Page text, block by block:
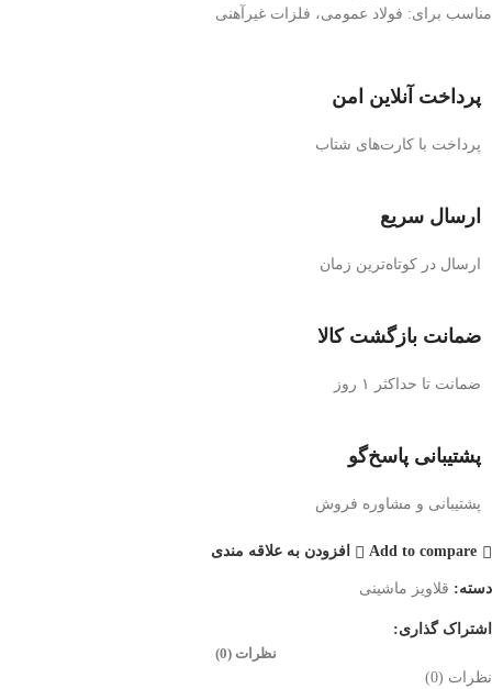
مناسب برای: فولاد عمومی، فلزات غیرآهنی
پرداخت آنلاین امن
پرداخت با کارت‌های شتاب
ارسال سریع
ارسال در کوتاه‌ترین زمان
ضمانت بازگشت کالا
ضمانت تا حداکثر ۱ روز
پشتیبانی پاسخ‌گو
پشتیبانی و مشاوره فروش
Add to compare افزودن به علاقه مندی
دسته: قلاویز ماشینی
اشتراک گذاری:
نظرات (0)
نظرات (0)